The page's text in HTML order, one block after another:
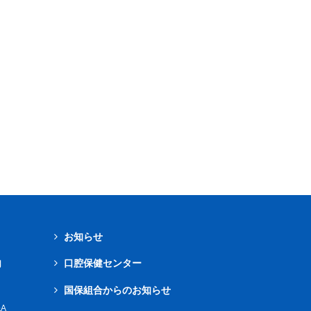
お知らせ
口腔保健センター
国保組合からのお知らせ